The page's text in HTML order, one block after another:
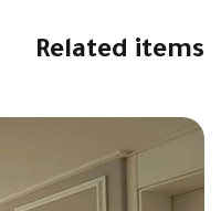
Related items